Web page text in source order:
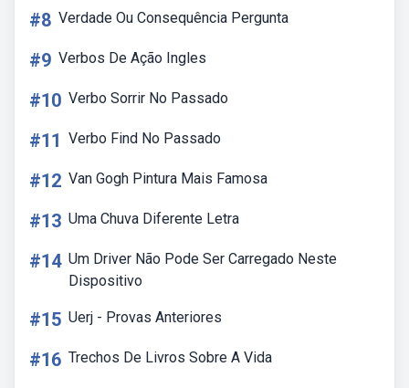
#8 Verdade Ou Consequência Pergunta
#9 Verbos De Ação Ingles
#10 Verbo Sorrir No Passado
#11 Verbo Find No Passado
#12 Van Gogh Pintura Mais Famosa
#13 Uma Chuva Diferente Letra
#14 Um Driver Não Pode Ser Carregado Neste
Dispositivo
#15 Uerj - Provas Anteriores
#16 Trechos De Livros Sobre A Vida